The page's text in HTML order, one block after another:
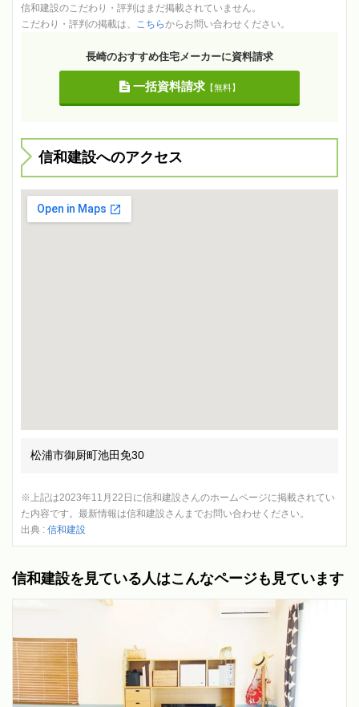
信和建設のこだわり・評判はまだ掲載されていません。
こだわり・評判の掲載は、
こちらからお問い合わせください。
長崎のおすすめ住宅メーカーに資料請求
一括資料請求【無料】
信和建設へのアクセス
松浦市御厨町池田免30
※上記は2023年11月22日に信和建設さんのホームページに掲載されてい
た内容です。最新情報は信和建設さんまでお問い合わせください。
出典 : 信和建設
信和建設を見ている人はこんなページも見ています